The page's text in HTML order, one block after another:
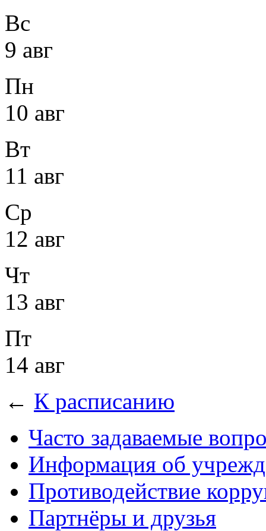
Вс
9 авг
Пн
10 авг
Вт
11 авг
Ср
12 авг
Чт
13 авг
Пт
14 авг
← К расписанию
Часто задаваемые
Информация об
Противодействие
Партнёры и друзья